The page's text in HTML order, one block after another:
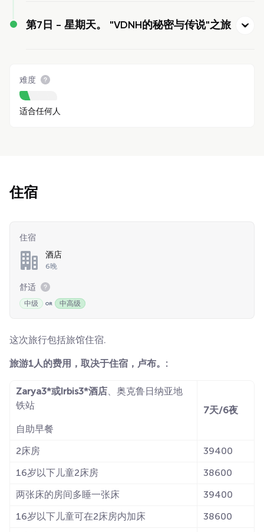
第7日 - 星期天。 "VDNH的秘密与传说"之旅
难度
适合任何人
住宿
住宿
酒店
6晚
舒适
中级 中高级
这次旅行包括旅馆住宿.
旅游1人的费用，取决于住宿，卢布。:
Zarya3*或Irbis3*酒店、奥克鲁日纳亚地
铁站
自助早餐
7天/6夜
2床房
39400
16岁以下儿童2床房
38600
两张床的房间多睡一张床
39400
16岁以下儿童可在2床房内加床
38600